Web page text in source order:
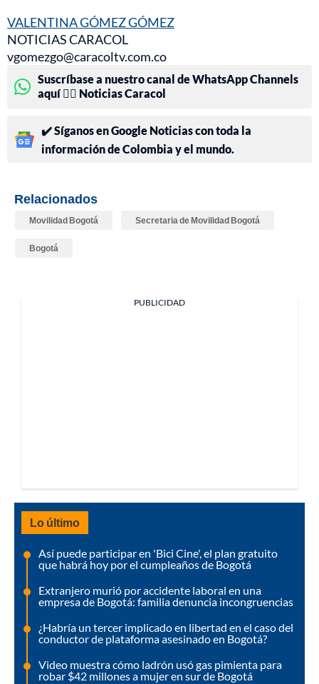
VALENTINA GÓMEZ GÓMEZ
NOTICIAS CARACOL
vgomezgo@caracoltv.com.co
Suscríbase a nuestro canal de WhatsApp Channels
aquí 👉🏻 Noticias Caracol
✔️ Síganos en Google Noticias con toda la
información de Colombia y el mundo.
Relacionados
Movilidad Bogotá Secretaria de Movilidad Bogotá
Bogotá
PUBLICIDAD
Lo último
Así puede participar en 'Bici Cine', el plan gratuito
que habrá hoy por el cumpleaños de Bogotá
Extranjero murió por accidente laboral en una
empresa de Bogotá: familia denuncia incongruencias
¿Habría un tercer implicado en libertad en el caso del
conductor de plataforma asesinado en Bogotá?
Video muestra cómo ladrón usó gas pimienta para
robar $42 millones a mujer en sur de Bogotá